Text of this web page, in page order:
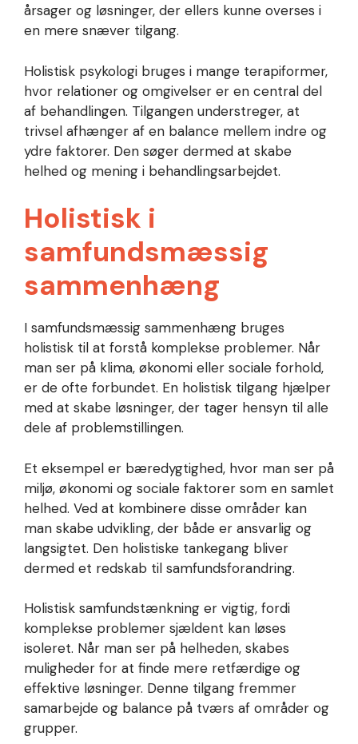
årsager og løsninger, der ellers kunne overses i
en mere snæver tilgang.
Holistisk psykologi bruges i mange terapiformer,
hvor relationer og omgivelser er en central del
af behandlingen. Tilgangen understreger, at
trivsel afhænger af en balance mellem indre og
ydre faktorer. Den søger dermed at skabe
helhed og mening i behandlingsarbejdet.
Holistisk i
samfundsmæssig
sammenhæng
I samfundsmæssig sammenhæng bruges
holistisk til at forstå komplekse problemer. Når
man ser på klima, økonomi eller sociale forhold,
er de ofte forbundet. En holistisk tilgang hjælper
med at skabe løsninger, der tager hensyn til alle
dele af problemstillingen.
Et eksempel er bæredygtighed, hvor man ser på
miljø, økonomi og sociale faktorer som en samlet
helhed. Ved at kombinere disse områder kan
man skabe udvikling, der både er ansvarlig og
langsigtet. Den holistiske tankegang bliver
dermed et redskab til samfundsforandring.
Holistisk samfundstænkning er vigtig, fordi
komplekse problemer sjældent kan løses
isoleret. Når man ser på helheden, skabes
muligheder for at finde mere retfærdige og
effektive løsninger. Denne tilgang fremmer
samarbejde og balance på tværs af områder og
grupper.